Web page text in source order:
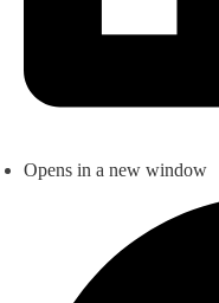
Opens in a new window